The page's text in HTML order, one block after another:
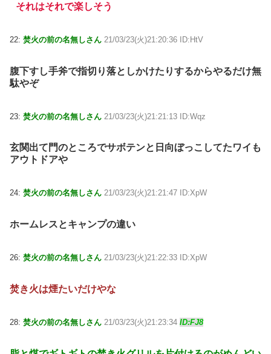
それはそれで楽しそう
22: 焚火の前の名無しさん 21/03/23(火)21:20:36 ID:HtV
腹下すし手斧で指切り落としかけたりするからやるだけ無
駄やぞ
23: 焚火の前の名無しさん 21/03/23(火)21:21:13 ID:Wqz
玄関出て門のところでサボテンと日向ぼっこしてたワイも
アウトドアや
24: 焚火の前の名無しさん 21/03/23(火)21:21:47 ID:XpW
ホームレスとキャンプの違い
26: 焚火の前の名無しさん 21/03/23(火)21:22:33 ID:XpW
焚き火は煙たいだけやな
28: 焚火の前の名無しさん 21/03/23(火)21:23:34 ID:FJ8